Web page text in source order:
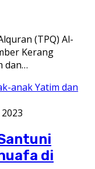
(TPQ) Al-
Kerang
dan…
di